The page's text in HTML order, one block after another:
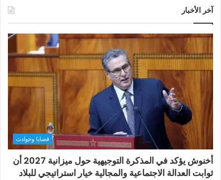
آخر الأخبار
قضايا وحوادث
أخنوش يؤكد في المذكرة التوجيهية حول ميزانية 2027 أن
ثوابت العدالة الاجتماعية والمجالية خيار استراتيجي للبلاد